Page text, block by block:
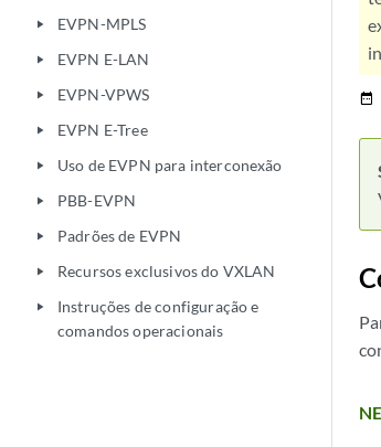
play_arrow EVPN-MPLS
play_arrow EVPN E-LAN
play_arrow EVPN-VPWS
play_arrow EVPN E-Tree
play_arrow Uso de EVPN para interconexão
play_arrow PBB-EVPN
play_arrow Padrões de EVPN
play_arrow Recursos exclusivos do VXLAN
play_arrow
Instruções de configuração e
comandos operacionais
date_range